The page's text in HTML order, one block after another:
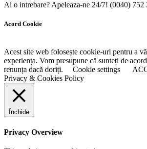
Ai o intrebare? Apeleaza-ne 24/7! (0040) 752
Acord Cookie
Acest site web folosește cookie-uri pentru a
experiența. Vom presupune că sunteți de
renunța dacă doriți.
Cookie settings
Privacy & Cookies Policy
Închide
Privacy Overview